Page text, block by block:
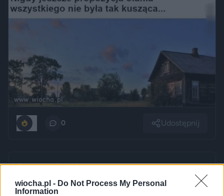
wiocha.pl - Do Not Process My Personal
Information
0 Udostępnij
Synu, to jest interes na lata...
przezbolszewik933— 8 miesięcy temu